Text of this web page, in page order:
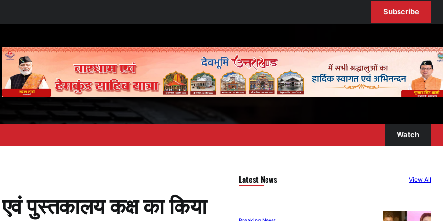
Subscribe
Watch
पुस्तकालय कक्ष का किया
Latest News View All